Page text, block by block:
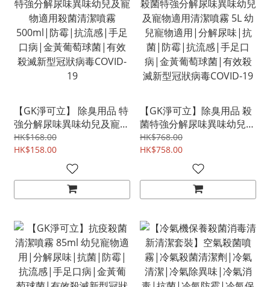
【GK淨可立】 除臭用品 特
強分解尿味異味幼兒及寵物
適用殺菌清潔噴霧 500ml|
防霉|抗流感|手足口病|金
黃葡萄球菌|有效殺滅新型
冠狀病毒COVID-19
HK$168.00
HK$158.00
【GK淨可立】除臭用品 殺
菌特強分解尿味異味幼兒及
寵物適用清潔噴霧 5L 幼兒
寵物適用|分解尿味|抗菌|
防霉|抗流感|手足口病|金
黃葡萄球菌|有效殺滅新型
冠狀病毒COVID-19
HK$768.00
HK$758.00